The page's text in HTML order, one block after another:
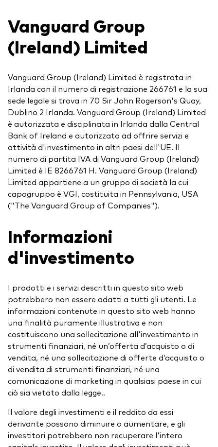
Vanguard Group
(Ireland) Limited
Vanguard Group (Ireland) Limited è registrata in
Irlanda con il numero di registrazione 266761 e la sua
sede legale si trova in 70 Sir John Rogerson's Quay,
Dublino 2 Irlanda. Vanguard Group (Ireland) Limited
è autorizzata e disciplinata in Irlanda dalla Central
Bank of Ireland e autorizzata ad offrire servizi e
attività d'investimento in altri paesi dell'UE. Il
numero di partita IVA di Vanguard Group (Ireland)
Limited è IE 8266761 H. Vanguard Group (Ireland)
Limited appartiene a un gruppo di società la cui
capogruppo è VGI, costituita in Pennsylvania, USA
("The Vanguard Group of Companies").
Informazioni
d'investimento
I prodotti e i servizi descritti in questo sito web
potrebbero non essere adatti a tutti gli utenti. Le
informazioni contenute in questo sito web hanno
una finalità puramente illustrativa e non
costituiscono una sollecitazione all'investimento in
strumenti finanziari, né un’offerta d’acquisto o di
vendita, né una sollecitazione di offerte d’acquisto o
di vendita di strumenti finanziari, né una
comunicazione di marketing in qualsiasi paese in cui
ciò sia vietato dalla legge..
Il valore degli investimenti e il reddito da essi
derivante possono diminuire o aumentare, e gli
investitori potrebbero non recuperare l'intero